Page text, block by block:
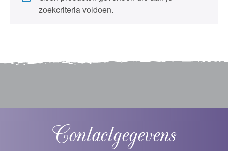
zoekcriteria voldoen.
Contactgegevens